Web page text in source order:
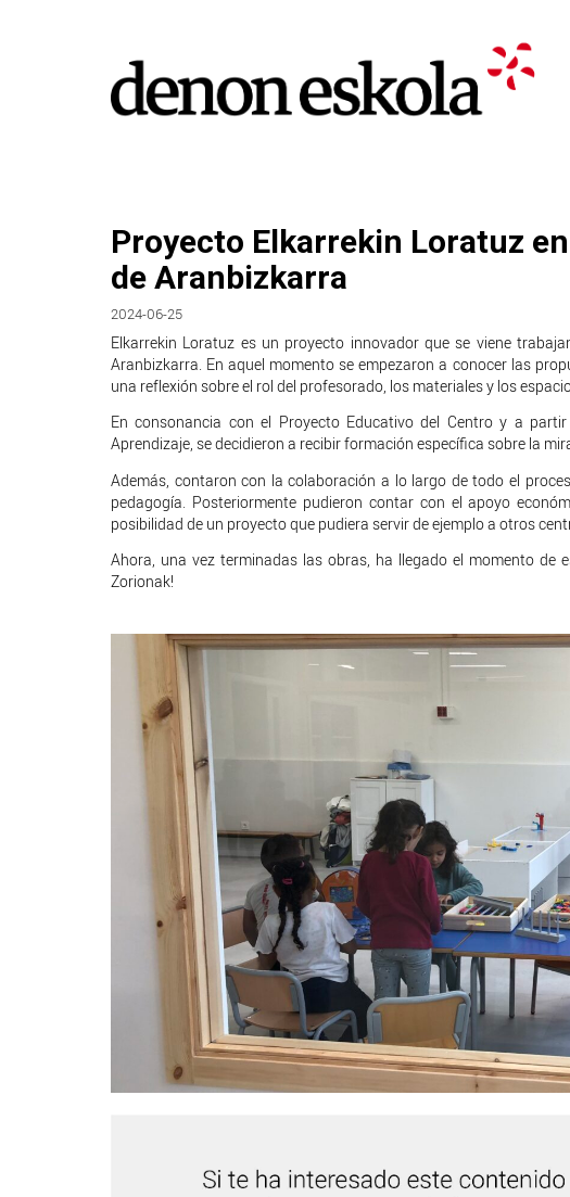
Proyecto Elkarrekin Loratuz
de Aranbizkarra
2024-06-25
Elkarrekin Loratuz es un proyecto innovador que se viene
Aranbizkarra. En aquel momento se empezaron a conocer las
una reflexión sobre el rol del profesorado, los materiales y los
En consonancia con el Proyecto Educativo del Centro y a
Aprendizaje, se decidieron a recibir formación específica sobre la
Además, contaron con la colaboración a lo largo de todo el
pedagogía. Posteriormente pudieron contar con el apoyo
posibilidad de un proyecto que pudiera servir de ejemplo a otros
Ahora, una vez terminadas las obras, ha llegado el momento de
Zorionak!